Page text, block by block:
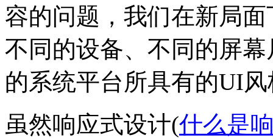
容的问题，我们在新局
不同的设备、不同的屏
的系统平台所具有的UI
虽然响应式设计(什么是